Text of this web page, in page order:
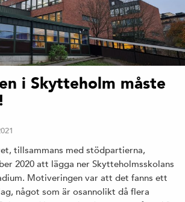
i Skytteholm måste
tillsammans med stödpartierna,
2020 att lägga ner Skytteholmsskolans
Motiveringen var att det fanns ett
något som är osannolikt då flera